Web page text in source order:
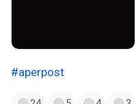
#aperpost